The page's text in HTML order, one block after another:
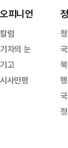
오피니언
칼럼
기자의 눈
기고
시사만평